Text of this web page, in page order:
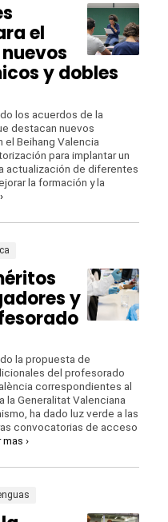
el
y dobles
los acuerdos de la
destacan nuevos
Beihang Valencia
para implantar un
actualización de diferentes
la formación y la
y
la propuesta de
del profesorado
correspondientes al
la Generalitat Valenciana
ha dado luz verde a las
convocatorias de acceso
›